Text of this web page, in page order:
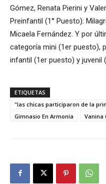
Gómez, Renata Pierini y
Preinfantil (1° Puesto):
Micaela Fernández. Y por
categoría mini (1er puesto),
infantil (1er puesto) y juvenil
ETIQUETAS
"las chicas participaron de la
Gimnasio En Armonía
Vanina